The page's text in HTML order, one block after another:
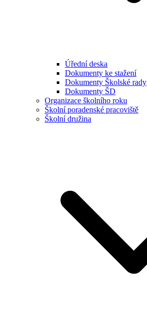
Úřední deska
Dokumenty ke stažení
Dokumenty Školské rady
Dokumenty ŠD
Organizace školního roku
Školní poradenské pracoviště
Školní družina